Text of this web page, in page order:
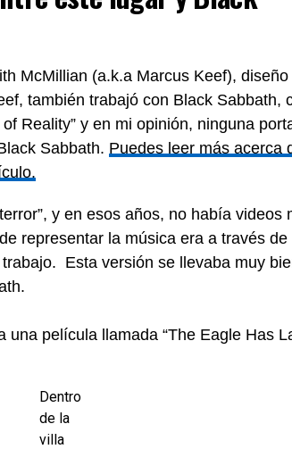
McMillian (a.k.a Marcus Keef),
también trabajó con Black Sabbath,
Reality” y en mi opinión, ninguna
Sabbath. Puedes leer más acerca
y en esos años, no había videos
representar la música era a través de
Esta versión se llevaba muy
película llamada “The Eagle Has
Dentro
de la
villa